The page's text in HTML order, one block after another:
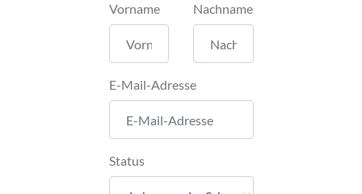
Vorname Nachname
E-Mail-Adresse
Status